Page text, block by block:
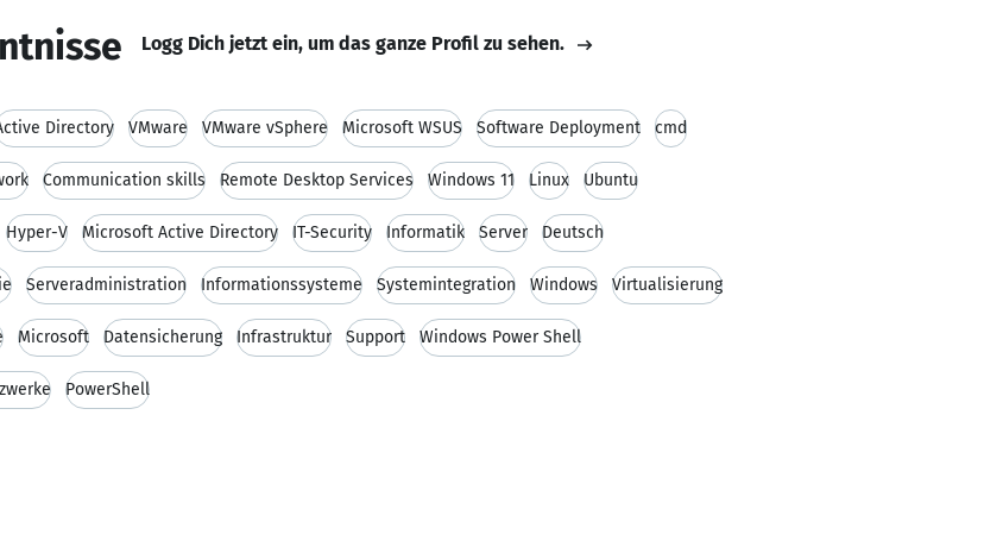
Logg Dich jetzt ein, um das ganze Profil zu sehen.
Directory VMware VMware vSphere Microsoft WSUS Software Deployment cmd
Communication skills Remote Desktop Services Windows 11 Linux Ubuntu
Hyper-V Microsoft Active Directory IT-Security Informatik Server Deutsch
Serveradministration Informationssysteme Systemintegration Windows Virtualisierung
Microsoft Datensicherung Infrastruktur Support Windows Power Shell
PowerShell